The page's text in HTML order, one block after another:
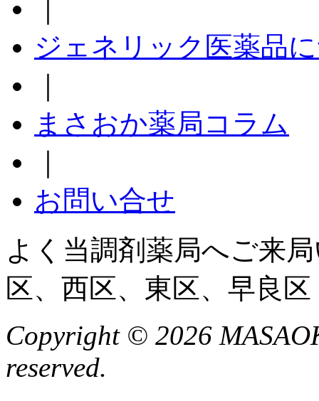
ジェネリック医薬品
まさおか薬局コラム
お問い合せ
よく当調剤薬局へご来
区、西区、東区、早良区
Copyright © 2026
reserved.